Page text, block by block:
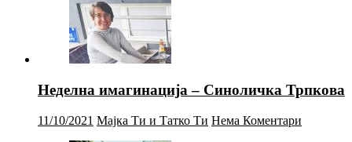
Неделна имагинација – Синоличка Трпкова
11/10/2021 Мајка Ти и Татко Ти Нема Коментари